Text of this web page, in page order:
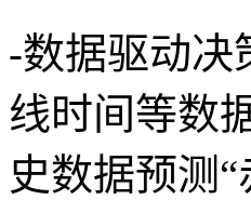
-数据驱动决
线时间等数
史数据预测